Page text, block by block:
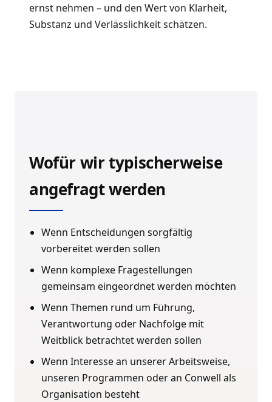
ernst nehmen – und den Wert von Klarheit,
Substanz und Verlässlichkeit schätzen.
Wofür wir typischerweise
angefragt werden
Wenn Entscheidungen sorgfältig
vorbereitet werden sollen
Wenn komplexe Fragestellungen
gemeinsam eingeordnet werden möchten
Wenn Themen rund um Führung,
Verantwortung oder Nachfolge mit
Weitblick betrachtet werden sollen
Wenn Interesse an unserer Arbeitsweise,
unseren Programmen oder an Conwell als
Organisation besteht